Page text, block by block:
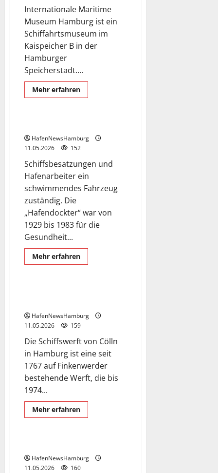
Internationale Maritime
Museum Hamburg ist ein
Schiffahrtsmuseum im
Kaispeicher B in der
Hamburger
Speicherstadt....
Mehr erfahrenMehr
Informationen
Hafendockter Schiffe
HafenNewsHamburg
11.05.2026
152
Schiffsbesatzungen und
Hafenarbeiter ein
schwimmendes Fahrzeug
zuständig. Die
„Hafendockter“ war von
1929 bis 1983 für die
Gesundheit...
Mehr erfahrenMehr
Informationen
Finkenwerder
Schiffswerft
Schiffswerft Cölln
HafenNewsHamburg
11.05.2026
159
Die Schiffswerft von Cölln
in Hamburg ist eine seit
1767 auf Finkenwerder
bestehende Werft, die bis
1974...
Mehr erfahrenMehr
Informationen
Exclusive Aerial Pics
Marine Service Brandt
Schiffswerft
Werft in Oortkaten
HafenNewsHamburg
11.05.2026
160